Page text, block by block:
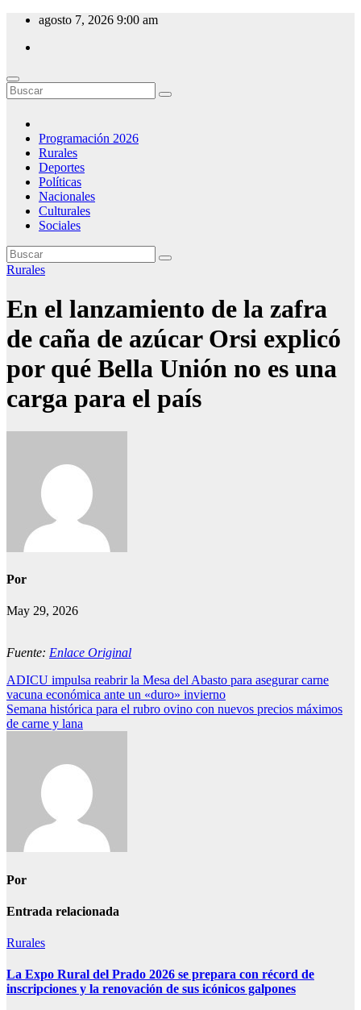
Saltar
contenido
agosto 7, 2026 9:00 am
CW 54 Emisora del Este
Desde Minas - Uruguay
Programación 2026
Rurales
Deportes
Políticas
Nacionales
Culturales
Sociales
Rurales
En el lanzamiento de la zafra
de caña de azúcar Orsi explicó
por qué Bella Unión no es una
carga para el país
Por
May 29, 2026
Fuente: Enlace Original
Navegación
de
entradas
ADICU impulsa reabrir la Mesa del Abasto para asegurar carne
vacuna económica ante un «duro» invierno
Semana histórica para el rubro ovino con nuevos precios máximos
de carne y lana
Por
Entrada relacionada
Rurales
La Expo Rural del Prado 2026 se prepara con récord de
inscripciones y la renovación de sus icónicos galpones